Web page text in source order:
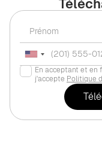
En acceptant et en
j'accepte Politique